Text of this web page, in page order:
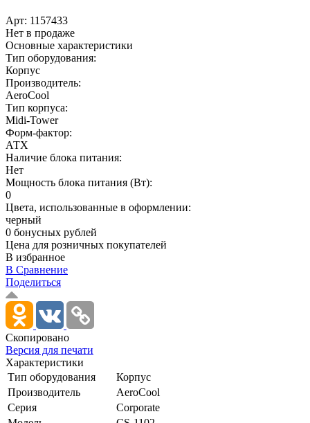
Арт: 1157433
Нет в продаже
Основные характеристики
Тип оборудования:
Корпус
Производитель:
AeroCool
Тип корпуса:
Midi-Tower
Форм-фактор:
АТХ
Наличие блока питания:
Нет
Мощность блока питания (Вт):
0
Цвета, использованные в оформлении:
черный
0 бонусных рублей
Цена для розничных покупателей
В избранное
В Сравнение
Поделиться
Скопировано
Версия для печати
Характеристики
Тип оборудования
Корпус
Производитель
AeroCool
Серия
Corporate